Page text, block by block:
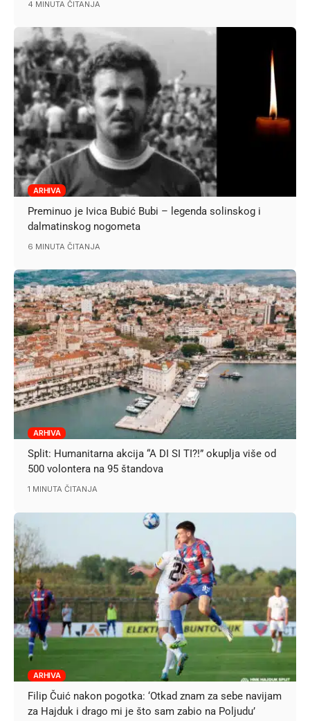
4 MINUTA ČITANJA
ARHIVA
Preminuo je Ivica Bubić Bubi – legenda solinskog i
dalmatinskog nogometa
6 MINUTA ČITANJA
ARHIVA
Split: Humanitarna akcija “A DI SI TI?!” okuplja više od
500 volontera na 95 štandova
1 MINUTA ČITANJA
ARHIVA
Filip Čuić nakon pogotka: ‘Otkad znam za sebe navijam
za Hajduk i drago mi je što sam zabio na Poljudu’